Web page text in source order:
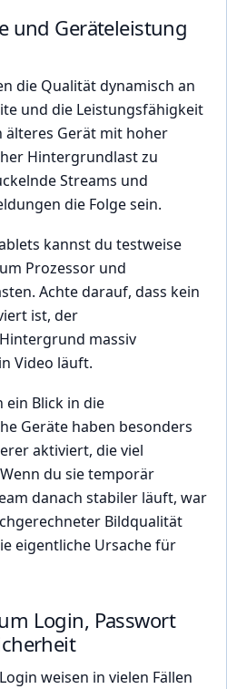
und Geräteleistung
die Qualität dynamisch an
und die Leistungsfähigkeit
älteres Gerät mit hoher
Hintergrundlast zu
Streams und
die Folge sein.
kannst du testweise
Prozessor und
Achte darauf, dass kein
ist, der
massiv
Video läuft.
ein Blick in die
Geräte haben besonders
aktiviert, die viel
du sie temporär
danach stabiler läuft, war
Bildqualität
eigentliche Ursache für
Login, Passwort
weisen in vielen Fällen